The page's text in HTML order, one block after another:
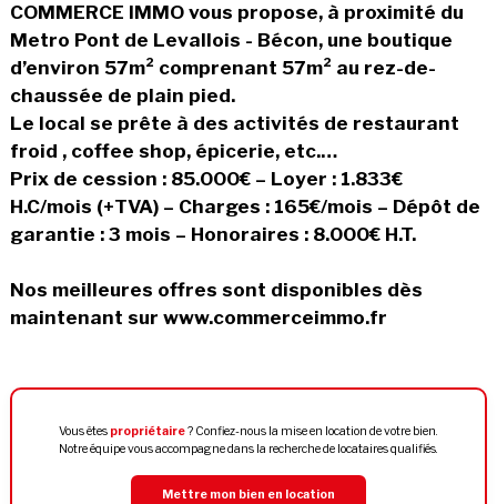
COMMERCE IMMO vous propose, à proximité du
Metro Pont de Levallois - Bécon, une boutique
d’environ 57m² comprenant 57m² au rez-de-
chaussée de plain pied.
Le local se prête à des activités de restaurant
froid , coffee shop, épicerie, etc.…
Prix de cession : 85.000€ – Loyer : 1.833€
H.C/mois (+TVA) – Charges : 165€/mois – Dépôt de
garantie : 3 mois – Honoraires : 8.000€ H.T.
Nos meilleures offres sont disponibles dès
maintenant sur www.commerceimmo.fr
Vous êtes propriétaire? Confiez-nous la mise en location de votre bien.
Notre équipe vous accompagne dans la recherche de locataires qualifiés.
Mettre mon bien en location